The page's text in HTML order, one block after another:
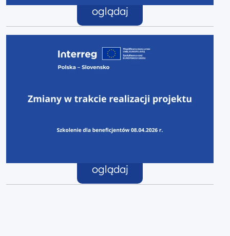
oglądaj
oglądaj